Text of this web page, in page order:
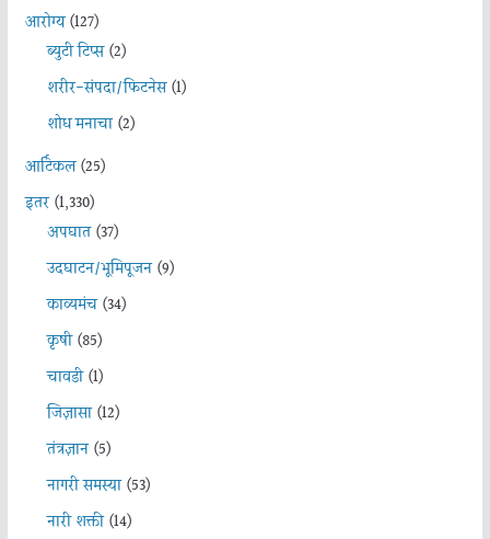
आरोग्य(127)
ब्युटी टिप्स(2)
शरीर-संपदा/फिटनेस(1)
शोध मनाचा(2)
आर्टिकल(25)
इतर(1,330)
अपघात(37)
उदघाटन/भूमिपूजन(9)
काव्यमंच(34)
कृषी(85)
चावडी(1)
जिज्ञासा(12)
तंत्रज्ञान(5)
नागरी समस्या(53)
नारी शक्ती(14)